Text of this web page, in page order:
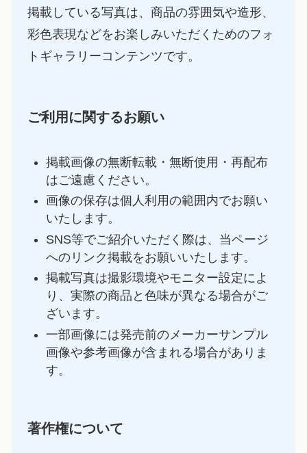
掲載している写真は、商品の雰囲気や造形、
彩色表現などをお楽しみいただくためのフォ
トギャラリーコンテンツです。
ご利用に関するお願い
掲載画像の無断転載・無断使用・再配布
はご遠慮ください。
画像の保存は個人利用の範囲内でお願い
いたします。
SNS等でご紹介いただく際は、当ページ
へのリンク掲載をお願いいたします。
掲載写真は撮影環境やモニター設定によ
り、実際の商品と色味が異なる場合がご
ざいます。
一部画像には発売前のメーカーサンプル
画像や参考画像が含まれる場合がありま
す。
著作権について